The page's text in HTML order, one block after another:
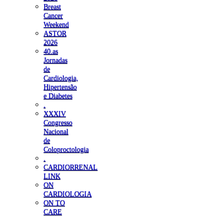
Breast
Cancer
Weekend
ASTOR
2026
40.as
Jornadas
de
Cardiologia,
Hipertensão
e Diabetes
XXXIV
Congresso
Nacional
de
Coloproctologia
CARDIORRENAL
LINK
ON
CARDIOLOGIA
ON TO
CARE